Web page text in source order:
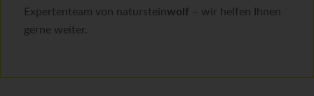
Expertenteam von natursteinwolf – wir helfen Ihnen
gerne weiter.